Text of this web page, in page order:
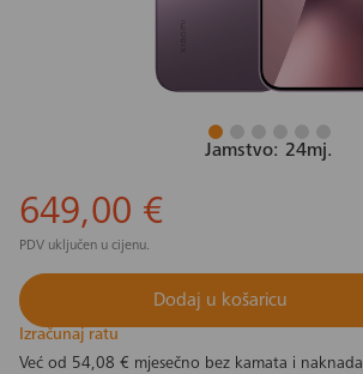
Jamstvo: 24mj.
649,00 €
PDV uključen u cijenu.
Dodaj u košaricu
Izračunaj ratu
Već od 54,08 € mjesečno bez kamata i naknada